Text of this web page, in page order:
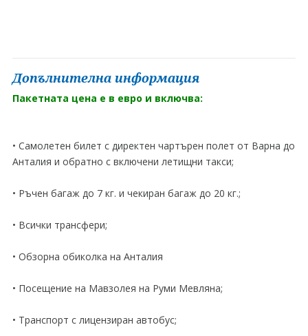
Допълнителна информация
Пакетната цена е в евро и включва:
• Самолетен билет с директен чартърен полет от Варна до
Анталия и обратно с включени летищни такси;
• Ръчен багаж до 7 кг. и чекиран багаж до 20 кг.;
• Всички трансфери;
• Обзорна обиколка на Анталия
• Посещение на Мавзолея на Руми Мевляна;
• Транспорт с лицензиран автобус;